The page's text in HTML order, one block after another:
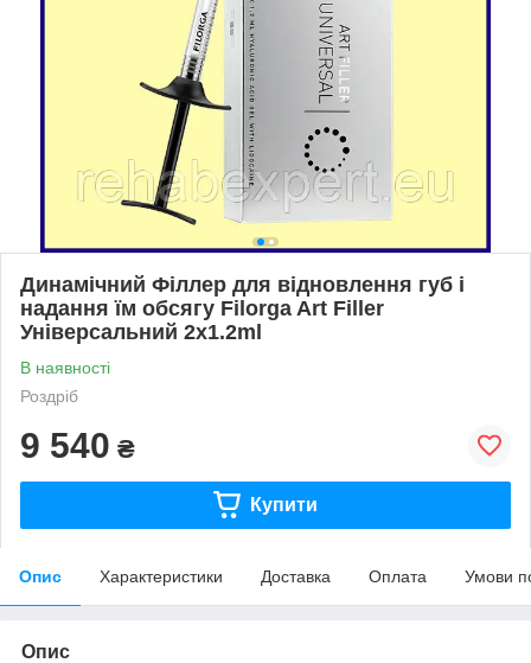
Динамічний Філлер для відновлення губ і
надання їм обсягу Filorga Art Filler
Універсальний 2x1.2ml
В наявності
Роздріб
9 540 ₴
Купити
Опис Характеристики Доставка Оплата Умови
Опис